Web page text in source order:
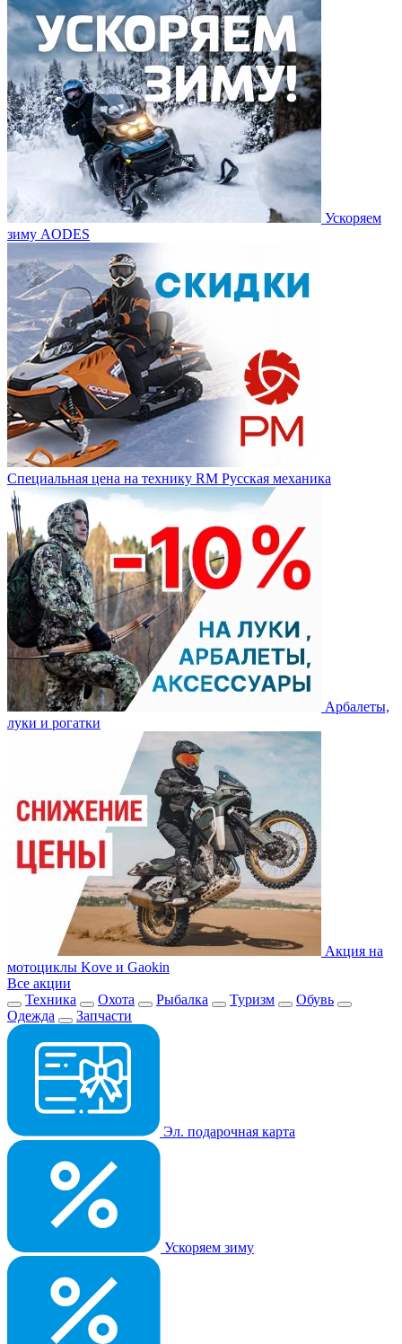
Ускоряем
зиму AODES
Специальная цена на технику RM Русская механика
Арбалеты,
луки и рогатки
Акция на
мотоциклы Kove и Gaokin
Все акции
Техника
Охота Рыбалка Туризм
Обувь
Одежда
Запчасти
Эл. подарочная карта
Ускоряем зиму